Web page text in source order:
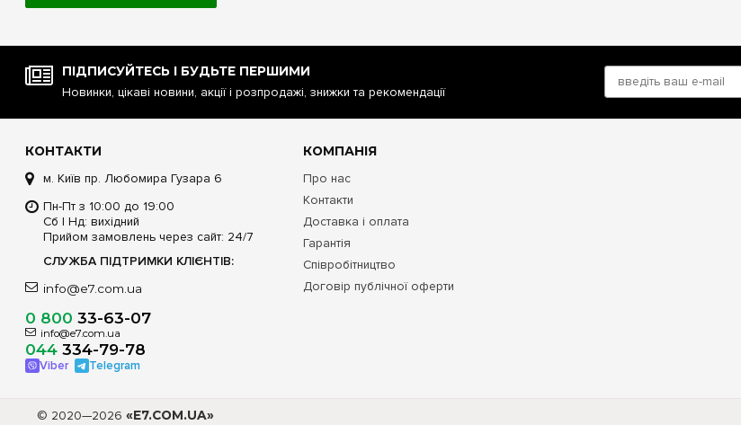
ПІДПИСУЙТЕСЬ І БУДЬТЕ ПЕРШИМИ
Новинки, цікаві новини, акції і розпродажі, знижки та рекомендації
КОНТАКТИ
м. Київ пр. Любомира Гузара 6
Пн-Пт з 10:00 до 19:00
Сб | Нд: вихідний
Прийом замовлень через сайт: 24/7
СЛУЖБА ПІДТРИМКИ КЛІЄНТІВ:
info@e7.com.ua
0 800 33-63-07
info@e7.com.ua
044334-79-78
Viber Telegram
КОМПАНІЯ
Про нас
Контакти
Доставка і оплата
Гарантія
Співробітництво
Договір публічної оферти
© 2020—2026«E7.COM.UA»